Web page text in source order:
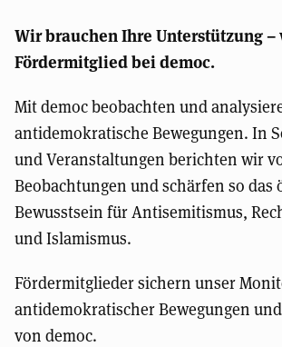
Wir brauchen Ihre Unterstützung –
Fördermitglied bei democ.
Mit democ beobachten und
antidemokratische Bewegungen. In
und Veranstaltungen berichten wir
Beobachtungen und schärfen so das
Bewusstsein für Antisemitismus,
und Islamismus.
Fördermitglieder sichern unser
antidemokratischer Bewegungen
von democ.